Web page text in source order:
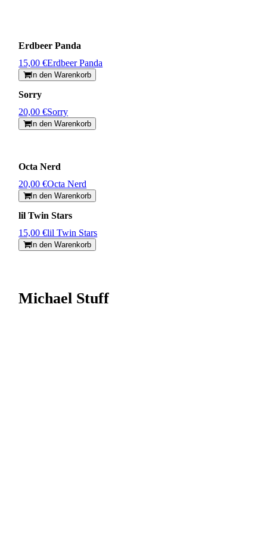
Erdbeer Panda
15,00 €Erdbeer Panda
In den Warenkorb
Sorry
20,00 €Sorry
In den Warenkorb
Octa Nerd
20,00 €Octa Nerd
In den Warenkorb
lil Twin Stars
15,00 €lil Twin Stars
In den Warenkorb
Michael Stuff